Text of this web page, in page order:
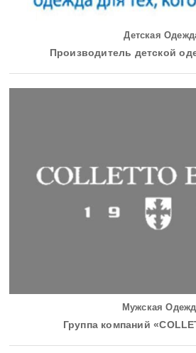
Детская
Производитель детской
Мужская
Группа компаний